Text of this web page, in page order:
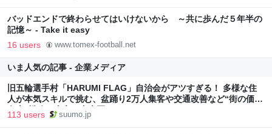
バッドエンドで終わらせてはいけないから ～共に歩んだ５年半の
記憶～ - Take it easy
16 users www.tomex-football.net
いま人気の記事 - 企業メディア
旧五輪選手村「HARUMI FLAG」自治会がアツすぎる！ 多様な住
人が本気スキルで挑む、盆踊り2万人集客や交通改善など“街の価値
向上”戦略 東京・中央区
113 users suumo.jp